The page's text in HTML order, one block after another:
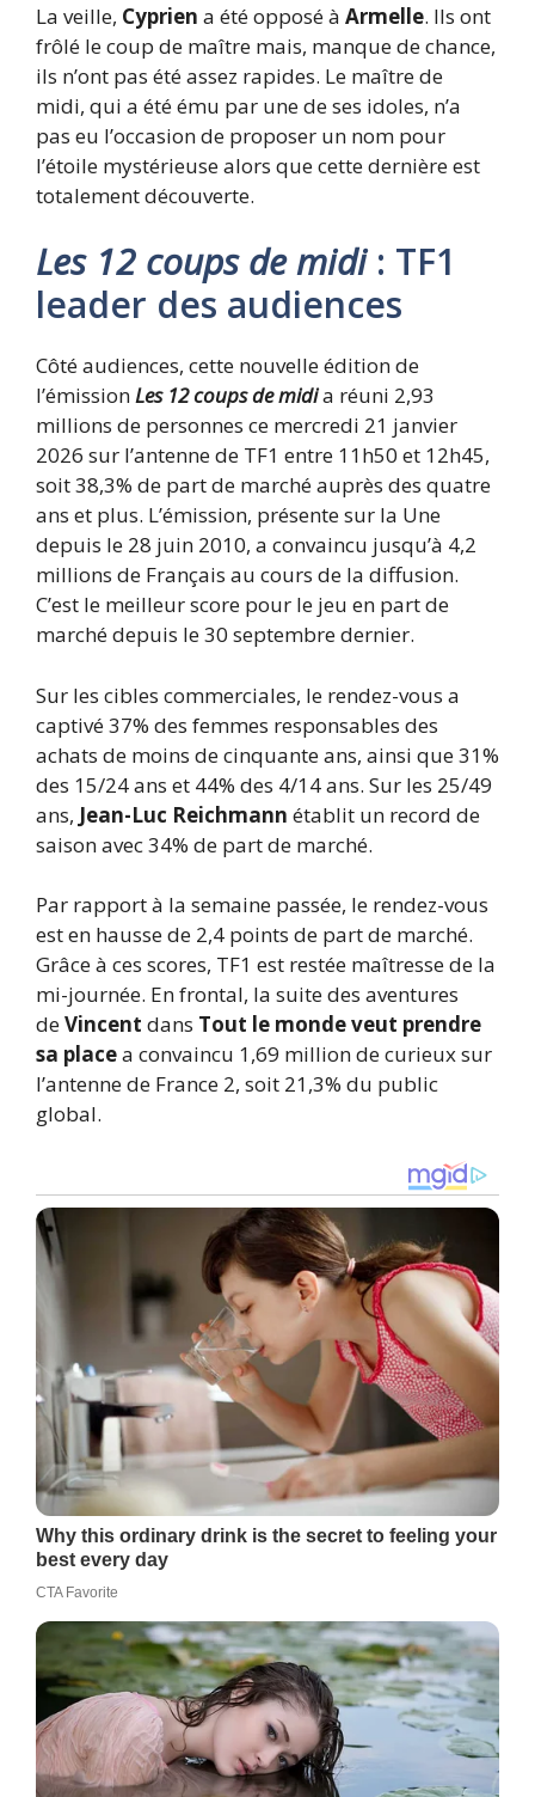
La veille, Cyprien a été opposé à Armelle. Ils ont
frôlé le coup de maître mais, manque de chance,
ils n’ont pas été assez rapides. Le maître de
midi, qui a été ému par une de ses idoles, n’a
pas eu l’occasion de proposer un nom pour
l’étoile mystérieuse alors que cette dernière est
totalement découverte.
Les 12 coups de midi: TF1
leader des audiences
Côté audiences, cette nouvelle édition de
l’émissionLes 12 coups de midia réuni 2,93
millions de personnes ce mercredi 21 janvier
2026 sur l’antenne de TF1 entre 11h50 et 12h45,
soit 38,3% de part de marché auprès des quatre
ans et plus. L’émission, présente sur la Une
depuis le 28 juin 2010, a convaincu jusqu’à 4,2
millions de Français au cours de la diffusion.
C’est le meilleur score pour le jeu en part de
marché depuis le 30 septembre dernier.
Sur les cibles commerciales, le rendez-vous a
captivé 37% des femmes responsables des
achats de moins de cinquante ans, ainsi que 31%
des 15/24 ans et 44% des 4/14 ans. Sur les 25/49
ans, Jean-Luc Reichmann établit un record de
saison avec 34% de part de marché.
Par rapport à la semaine passée, le rendez-vous
est en hausse de 2,4 points de part de marché.
Grâce à ces scores, TF1 est restée maîtresse de la
mi-journée. En frontal, la suite des aventures
deVincent dans Tout le monde veut prendre
sa placea convaincu 1,69 million de curieux sur
l’antenne de France 2, soit 21,3% du public
global.